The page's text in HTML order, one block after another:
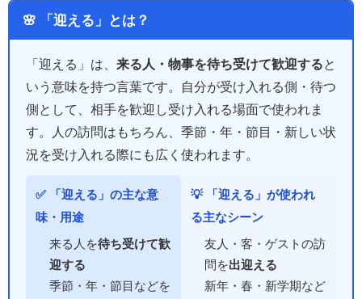
🌸 「迎える」とは？
「迎える」は、 来る人・物事を待ち受けて歓迎すると
いう意味を持つ言葉です。自分が受け入れる側・待つ
側として、相手を歓迎し受け入れる場面で使われま
す。人の訪問はもちろん、季節・年・節目・新しい状
況を受け入れる際にも広く使われます。
✅ 「迎える」の主な意
味・用途
来る人を待ち受けて歓
迎する
季節・年・節目などを
💡 「迎える」が使われ
る主なシーン
友人・客・ゲストの訪
問を出迎える
新年・春・新学期など